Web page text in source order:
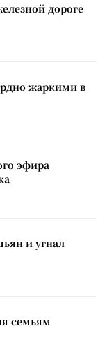
дороге
жаркими в
эфира
и угнал
семьям